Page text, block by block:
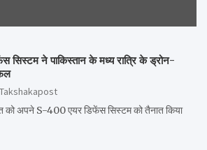
सिस्टम ने पाकिस्तान के मध्य रात्रि के ड्रोन-
को अपने S-400 एयर डिफेंस सिस्टम को तैनात किया